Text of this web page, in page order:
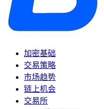
加密基础
交易策略
市场趋势
链上机会
交易所